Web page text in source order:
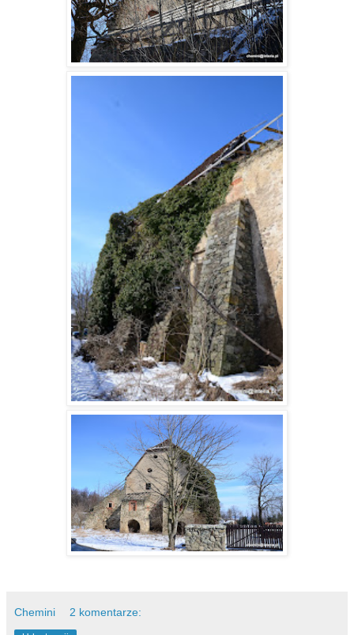
Chemini 2 komentarze: